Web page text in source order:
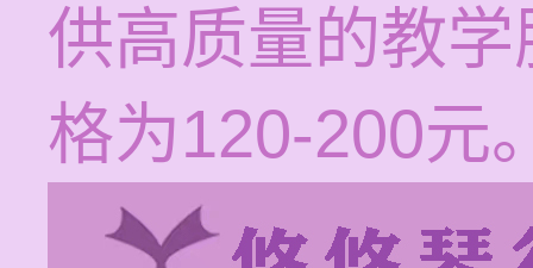
供高质量的教
格为120-200元